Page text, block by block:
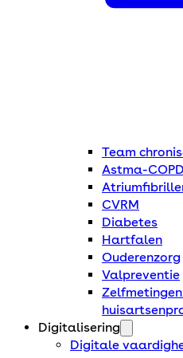
Team
Astma-COPD
CVRM
Diabetes
Hartfalen
Ouderenzorg
Valpreventie
Digitalisering
Digitale